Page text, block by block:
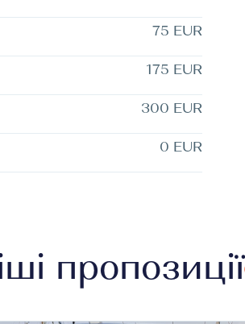
75 EUR
175 EUR
300 EUR
0 EUR
пропозиції